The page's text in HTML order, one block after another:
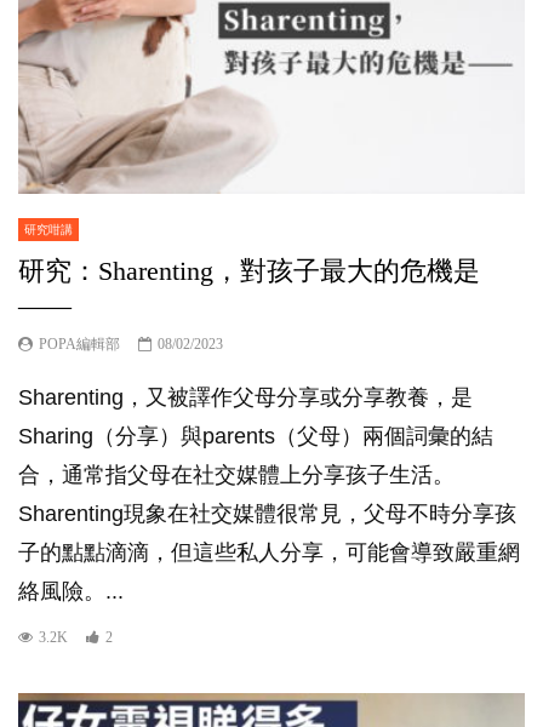
研究咁講
研究：Sharenting，對孩子最大的危機是
——
POPA編輯部 08/02/2023
Sharenting，又被譯作父母分享或分享教養，是
Sharing（分享）與parents（父母）兩個詞彙的結
合，通常指父母在社交媒體上分享孩子生活。
Sharenting現象在社交媒體很常見，父母不時分享孩
子的點點滴滴，但這些私人分享，可能會導致嚴重網
絡風險。...
3.2K 2